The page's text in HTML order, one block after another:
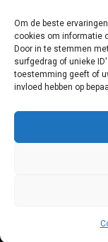
Om de beste
cookies om informatie
Door in te stemmen
surfgedrag of unieke
toestemming geeft of
invloed hebben op